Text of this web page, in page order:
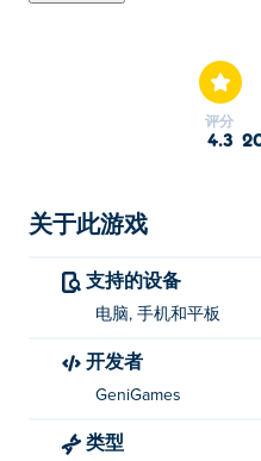
油漆颜色，设计屋顶和墙
节都完美无瑕。每栋房屋
控。建造得越多，你的技
如何玩《房屋建造点击
点击或轻触即可播放。
《Home Builder Clicker》
Rooftop，Bot Crash
评分
4.3
关于此游戏
支持的设备
电脑, 手机和平板
开发者
GeniGames
类型